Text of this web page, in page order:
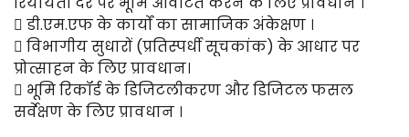
 डी.एम.एफ के कार्यों का सामाजिक अंकेक्षण ।
 विभागीय सुधारों (प्रतिस्पर्धी सूचकांक) के आधार पर
प्रोत्साहन के लिए प्रावधान।
 भूमि रिकॉर्ड के डिजिटलीकरण और डिजिटल फसल
सर्वेक्षण के लिए प्रावधान ।